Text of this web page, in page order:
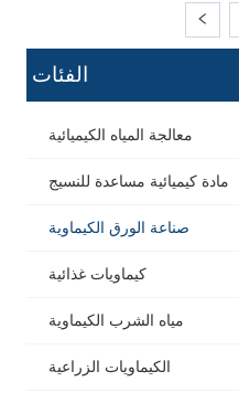
ㅤ الفئات
معالجة المياه الكيميائية
مادة كيميائية مساعدة للنسيج
صناعة الورق الكيماوية
كيماويات غذائية
مياه الشرب الكيماوية
الكيماويات الزراعية